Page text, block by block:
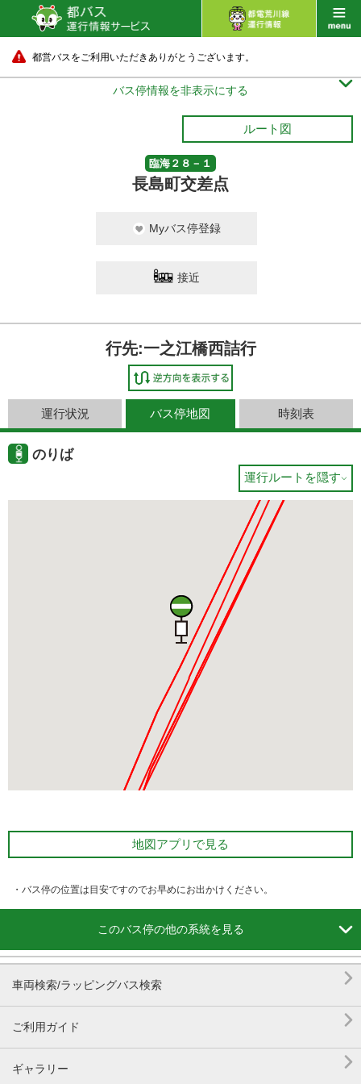
都営バスをご利用いただきありがとうございます。
バス停情報を非表示にする 
ルート図
臨海２８－１
長島町交差点
Myバス停登録
接近
行先:一之江橋西詰行
運行状況 バス停地図 時刻表
のりば
運行ルートを隠す
地図アプリで見る
・バス停の位置は目安ですのでお早めにお出かけください。
このバス停の他の系統を見る 
車両検索/ラッピングバス検索 
ご利用ガイド 
ギャラリー 